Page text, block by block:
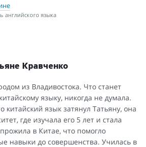
английского языка
Кравченко
из Владивостока. Что станет
языку, никогда не думала.
китайский язык затянул Татьяну, она
где изучала его 5 лет и стала
в Китае, что помогло
навыки до совершенства. Училась в